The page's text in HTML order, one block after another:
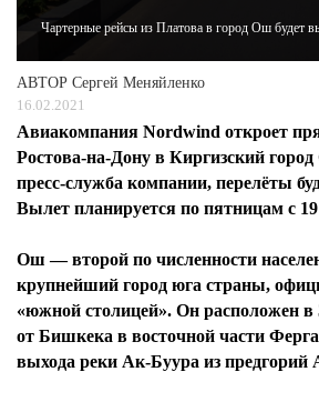
Чартерные рейсы из Платова в город Ош будет
АВТОР Сергей Меняйленко
16.02.2021
Авиакомпания Nordwind откроет
Ростова-на-Дону в Киргизский
пресс-служба компании, перелёты
Вылет планируется по пятницам с
Ош — второй по численности
крупнейший город юга страны,
«южной столицей». Он расположен в
от Бишкека в восточной части
выхода реки Ак-Буура из предгорий